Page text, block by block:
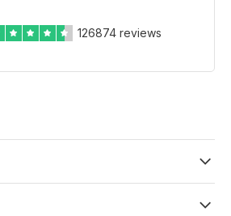
126874 reviews